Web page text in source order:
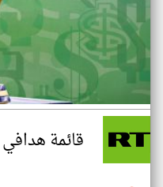
قائمة هدافي